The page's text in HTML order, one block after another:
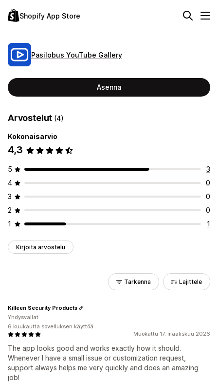
Shopify App Store
Pasilobus YouTube Gallery
Asenna
Arvostelut (4)
Kokonaisarvio
4,3
5
3
4
0
3
0
2
0
1
1
Kirjoita arvostelu
Tarkenna Lajittele
Muokattu 17. maaliskuu 2026
The app looks good and works exactly how it should.
Whenever I have a small issue or customization request,
support always helps me very quickly and does an amazing
job!
Killeen Security Products
Yhdysvallat
6 kuukautta sovelluksen käyttöä